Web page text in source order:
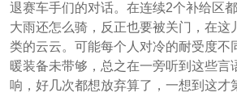
退赛车手们的对话。在连续2个补给区
大雨还怎么骑，反正也要被关门，在这
类的云云。可能每个人对冷的耐受度不
暖装备未带够，总之在一旁听到这些言
响，好几次都想放弃算了，一想到这才